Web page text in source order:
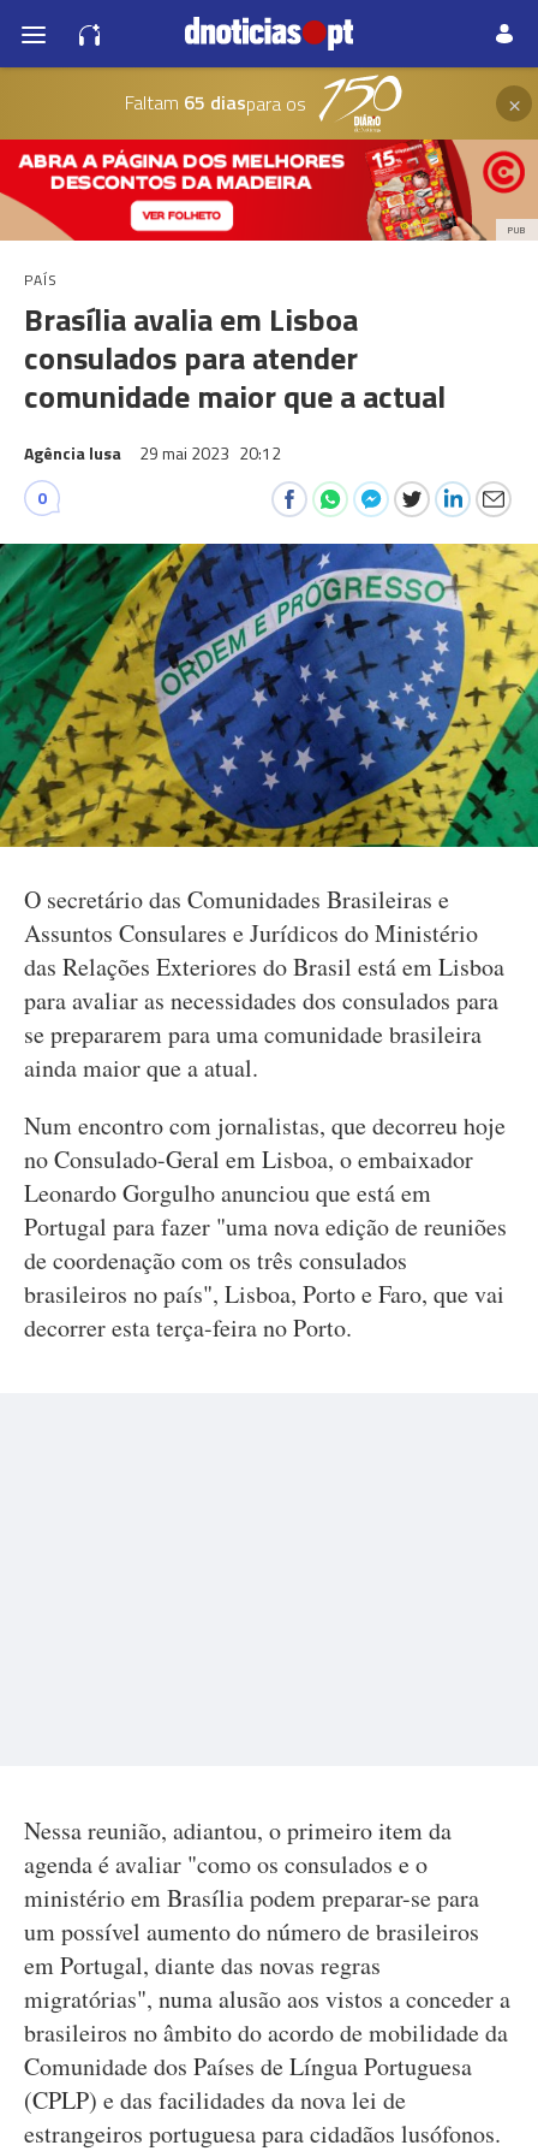
Faltam 65 diaspara os ×
PUB
PAÍS
Brasília avalia em Lisboa
consulados para atender
comunidade maior que a actual
Agência lusa 29 mai 2023 20:12
0
O secretário das Comunidades Brasileiras e
Assuntos Consulares e Jurídicos do Ministério
das Relações Exteriores do Brasil está em Lisboa
para avaliar as necessidades dos consulados para
se prepararem para uma comunidade brasileira
ainda maior que a atual.
Num encontro com jornalistas, que decorreu hoje
no Consulado-Geral em Lisboa, o embaixador
Leonardo Gorgulho anunciou que está em
Portugal para fazer "uma nova edição de reuniões
de coordenação com os três consulados
brasileiros no país", Lisboa, Porto e Faro, que vai
decorrer esta terça-feira no Porto.
Nessa reunião, adiantou, o primeiro item da
agenda é avaliar "como os consulados e o
ministério em Brasília podem preparar-se para
um possível aumento do número de brasileiros
em Portugal, diante das novas regras
migratórias", numa alusão aos vistos a conceder a
brasileiros no âmbito do acordo de mobilidade da
Comunidade dos Países de Língua Portuguesa
(CPLP) e das facilidades da nova lei de
estrangeiros portuguesa para cidadãos lusófonos.